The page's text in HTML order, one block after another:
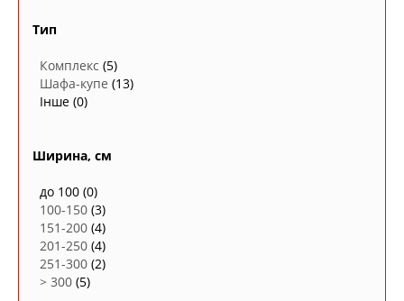
Тип
Комплекс (5)
Шафа-купе (13)
Інше (0)
Ширина, см
до 100 (0)
100-150 (3)
151-200 (4)
201-250 (4)
251-300 (2)
> 300 (5)